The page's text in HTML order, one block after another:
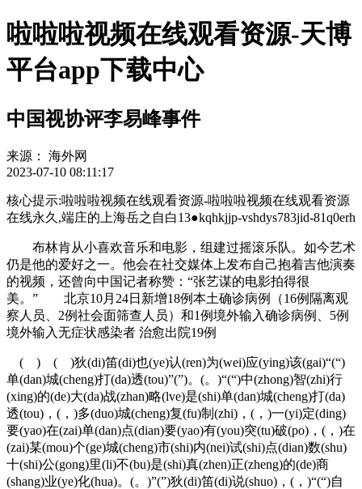
啦啦啦视频在线观看资源-天博
平台app下载中心
中国视协评李易峰事件
来源：
海外网
2023-07-10 08:11:17
核心提示:啦啦啦视频在线观看资源-啦啦啦视频在线观看资源
在线永久,端庄的上海岳之自白13●kqhkjjp-vshdys783jid-81q0erh
布林肯从小喜欢音乐和电影，组建过摇滚乐队。如今艺术
仍是他的爱好之一。他会在社交媒体上发布自己抱着吉他演奏
的视频，还曾向中国记者称赞：“张艺谋的电影拍得很
美。” 北京10月24日新增18例本土确诊病例（16例隔离观
察人员、2例社会面筛查人员）和1例境外输入确诊病例、5例
境外输入无症状感染者 治愈出院19例
( ) ( )狄(di)笛(di)也(ye)认(ren)为(wei)应(ying)该(gai)“(“)
单(dan)城(cheng)打(da)透(tou)”(”)。(。)“(“)中(zhong)智(zhi)行
(xing)的(de)大(da)战(zhan)略(lve)是(shi)单(dan)城(cheng)打(da)
透(tou)，(，)多(duo)城(cheng)复(fu)制(zhi)，(，)一(yi)定(ding)
要(yao)在(zai)单(dan)点(dian)要(yao)有(you)突(tu)破(po)，(，)在
(zai)某(mou)个(ge)城(cheng)市(shi)内(nei)试(shi)点(dian)数(shu)
十(shi)公(gong)里(li)不(bu)是(shi)真(zhen)正(zheng)的(de)商
(shang)业(ye)化(hua)。(。)”(”)狄(di)笛(di)说(shuo)，(，)“(“)自